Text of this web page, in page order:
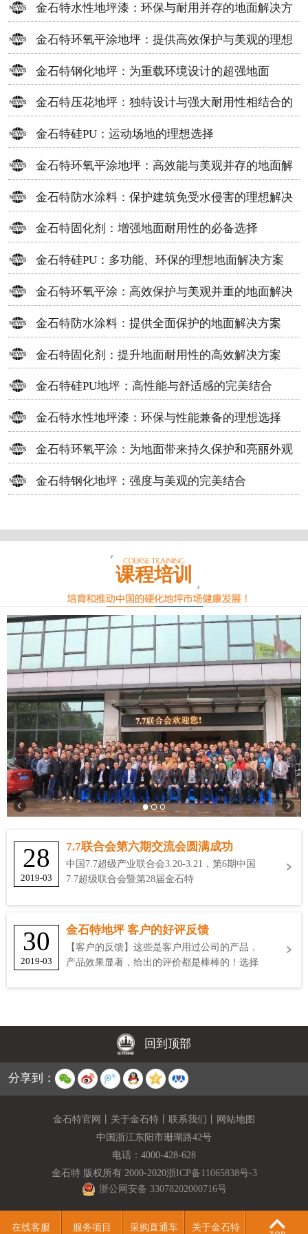
金石特水性地坪漆：环保与耐用并存的地面解决方
案
金石特环氧平涂地坪：提供高效保护与美观的理想
选择
金石特钢化地坪：为重载环境设计的超强地面
金石特压花地坪：独特设计与强大耐用性相结合的
地面材料
金石特硅PU：运动场地的理想选择
金石特环氧平涂地坪：高效能与美观并存的地面解
决方案
金石特防水涂料：保护建筑免受水侵害的理想解决
方案
金石特固化剂：增强地面耐用性的必备选择
金石特硅PU：多功能、环保的理想地面解决方案
金石特环氧平涂：高效保护与美观并重的地面解决
方案
金石特防水涂料：提供全面保护的地面解决方案
金石特固化剂：提升地面耐用性的高效解决方案
金石特硅PU地坪：高性能与舒适感的完美结合
金石特水性地坪漆：环保与性能兼备的理想选择
金石特环氧平涂：为地面带来持久保护和亮丽外观
金石特钢化地坪：强度与美观的完美结合
课程培训
28
2019-03
7.7联合会第六期交流会圆满成功
中国7.7超级产业联合会3.20-3.21，第6期中国
7.7超级联合会暨第28届金石特
30
2019-03
金石特地坪 客户的好评反馈
【客户的反馈】这些是客户用过公司的产品，
产品效果显著，给出的评价都是棒棒的！选择
回到顶部
分享到：
金石特官网 关于金石特 联系我们
网站地图
中国浙江东阳市珊瑚路42号
电话： 4000-428-628
金石特 版权所有 2000-2020浙ICP备11065838号-3
浙公网安备 33078202000716号
在线客服 服务项目 采购直通车 关于金石特